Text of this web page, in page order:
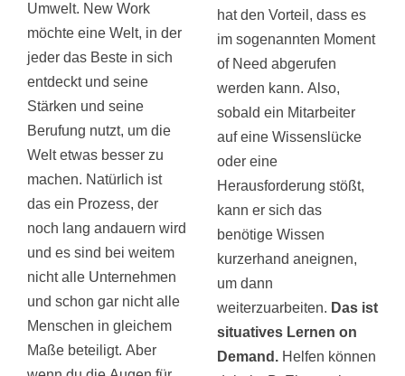
Umwelt. New Work
möchte eine Welt, in der
jeder das Beste in sich
entdeckt und seine
Stärken und seine
Berufung nutzt, um die
Welt etwas besser zu
machen. Natürlich ist
das ein Prozess, der
noch lang andauern wird
und es sind bei weitem
nicht alle Unternehmen
und schon gar nicht alle
Menschen in gleichem
Maße beteiligt. Aber
hat den Vorteil, dass es
im sogenannten Moment
of Need abgerufen
werden kann. Also,
sobald ein Mitarbeiter
auf eine Wissenslücke
oder eine
Herausforderung stößt,
kann er sich das
benötige Wissen
kurzerhand aneignen,
um dann
weiterzuarbeiten. Das ist
situatives Lernen on
Demand. Helfen können